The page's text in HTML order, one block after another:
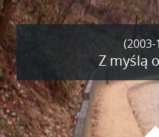
(2003-
Z myślą